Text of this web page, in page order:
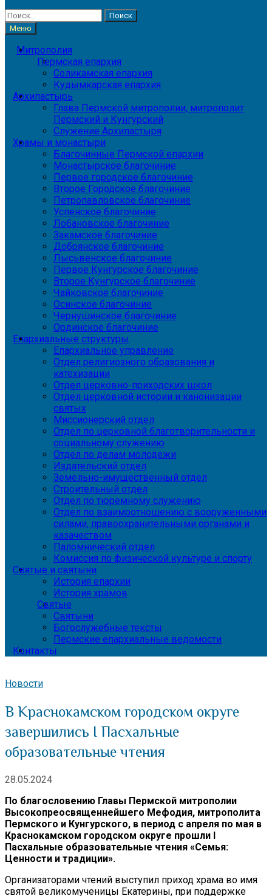
Найти:
Меню
Митрополия
Пермская епархия
Соликамская епархия
Кудымкарская епархия
Архипастырь
Глава Пермской митрополии, митрополит
Пермский и Кунгурский
Служение Архипастыря
Храмы и монастыри
Благочинные Пермской епархии
Монастырское благочиние
Первое городское благочиние
Второе Городское благочиние
Петропавловское благочиние
Успенское благочиние
Лобановское благочиние
Закамское благочиние
Добрянское благочиние
Лысьвенское благочиние
Первое Кунгурское благочиние
Второе Кунгурское благочиние
Чайковское благочиние
Осинское благочиние
Чернушинское благочиние
Ординское благочиние
Епархиальные структуры
Епархиальное управление
Отдел религиозного образования и
катехизации
Отдел церковно-приходских школ
Отдел церковной истории и канонизации
святых
Миссионерский отдел
Отдел по церковной благотворительности и
социальному служению
Отдел по делам молодежи
Издательский отдел
Земельно-имущественный отдел
Строительный отдел
Отдел по тюремному служению
Отдел по взаимоотношению с вооруженными
силами, правоохранительными органами и
казачеством
Паломнический отдел
Комиссия по физической культуре и спорту
Святые и святыни
История епархии
История храмов
Святые
Святыни
Богослужебные тексты
Пермские епархиальные ведомости
Контакты
Новости
В Краснокамском городском округе
завершились I Пасхальные
образовательные чтения
28.05.2024
По благословению Главы Пермской митрополии
Высокопреосвященнейшего Мефодия, митрополита
Пермского и Кунгурского, в период с апреля по мая в
Краснокамском городском округе прошли I
Пасхальные образовательные чтения «Семья:
Ценности и традиции».
Организаторами чтений выступил приход храма во имя
святой великомученицы Екатерины, при поддержке